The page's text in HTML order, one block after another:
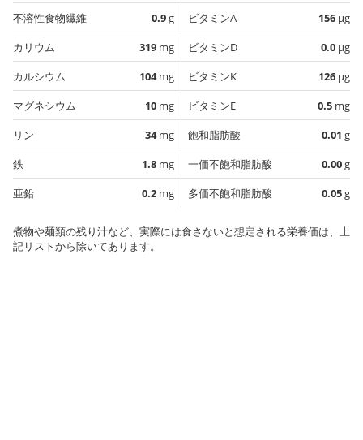
不溶性食物繊維
0.9g
カリウム
319 mg
カルシウム
104mg
マグネシウム
10 mg
リン
34mg
鉄
1.8 mg
亜鉛
0.2 mg
ビタミンA
156 µg
ビタミンD
0.0 µg
ビタミンK
126 µg
ビタミンE
0.5 mg
飽和脂肪酸
0.01 g
一価不飽和脂肪酸
0.00g
多価不飽和脂肪酸
0.05g
煮物や麺類の残り汁など、実際には食さないと想定される栄養価は、上
記リストから除いてあります。